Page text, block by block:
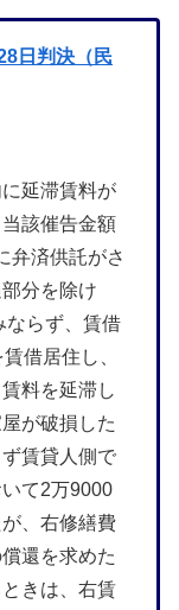
日判決（民
延滞賃料が
該催告金額
弁済供託がさ
分を除け
ならず、賃借
借居住し、
料を延滞し
が破損した
賃貸人側で
て2万9000
、右修繕費
還を求めた
きは、右賃